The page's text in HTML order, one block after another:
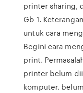
printer sharing,
Gb 1.
untuk cara
Begini cara
print.
printer belum
komputer.